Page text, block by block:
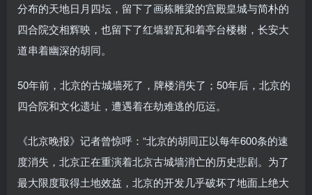
分布的天地日月四坛，留下了画栋雕梁的宫殿皇城与简朴的
四合院交相辉映，也留下了红墙碧瓦和着亭台楼榭，长安大
道串着幽深的胡同。
50年前，北京的古城墙死了，牌楼消失了；50年后，北京的
四合院和文化遗址，遭遇着在劫难逃的厄运。
《北京晚报》记者曾惊呼：“北京的胡同正以每年600条的速
度消失，北京正在重演着北京古城墙消亡的历史悲剧。为了
最大限度取得土地效益，北京的开发几乎破坏了地面上绝大